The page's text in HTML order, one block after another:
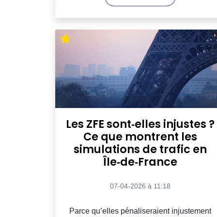
Les ZFE sont‑elles injustes ?
Ce que montrent les
simulations de trafic en
Île‑de‑France
07-04-2026 à 11:18
Parce qu’elles pénaliseraient injustement